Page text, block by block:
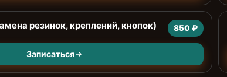
резинок, креплений, кнопок) 850 ₽
Записаться